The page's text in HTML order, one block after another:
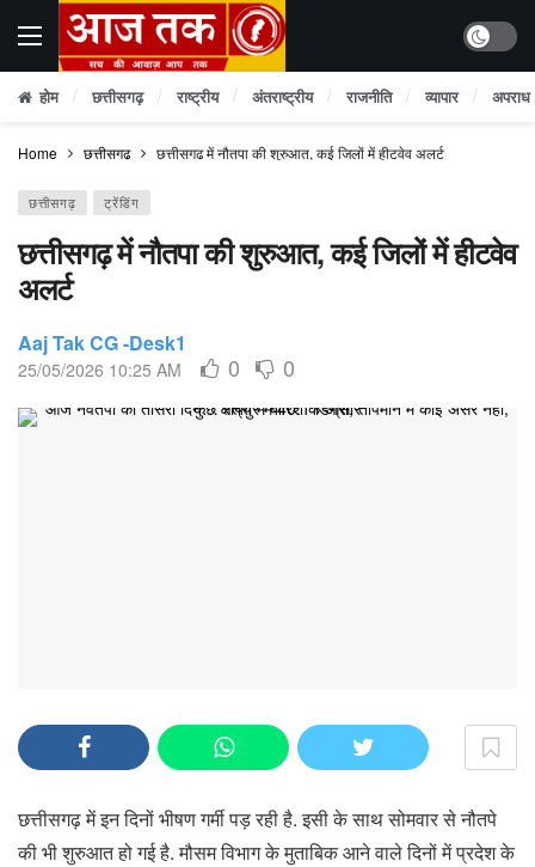
Dark
होम छत्तीसगढ़ राष्ट्रीय अंतराष्ट्रीय राजनीति व्यापार अपराध
Home छत्तीसगढ़ छत्तीसगढ़ में नौतपा की शुरुआत, कई जिलों में हीटवेव अलर्ट
छत्तीसगढ़ ट्रेंडिंग
छत्तीसगढ़ में नौतपा की शुरुआत, कई जिलों में हीटवेव
अलर्ट
Aaj Tak CG -Desk1
25/05/2026 10:25 AM 0 0
छत्तीसगढ़ में इन दिनों भीषण गर्मी पड़ रही है. इसी के साथ सोमवार से नौतपे
की भी शुरुआत हो गई है. मौसम विभाग के मुताबिक आने वाले दिनों में प्रदेश के